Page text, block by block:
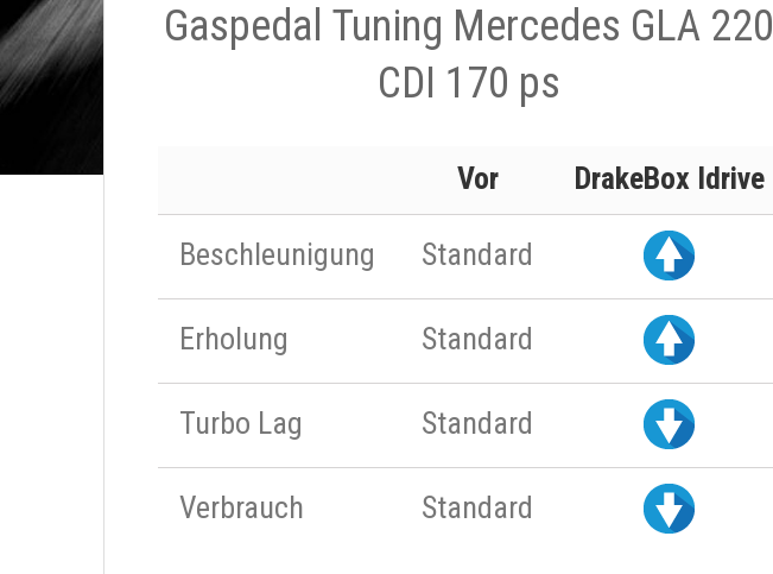
Gaspedal Tuning Mercedes GLA 220
CDI 170 ps
Vor DrakeBox Idrive
Beschleunigung Standard
Erholung Standard
Turbo Lag Standard
Verbrauch Standard